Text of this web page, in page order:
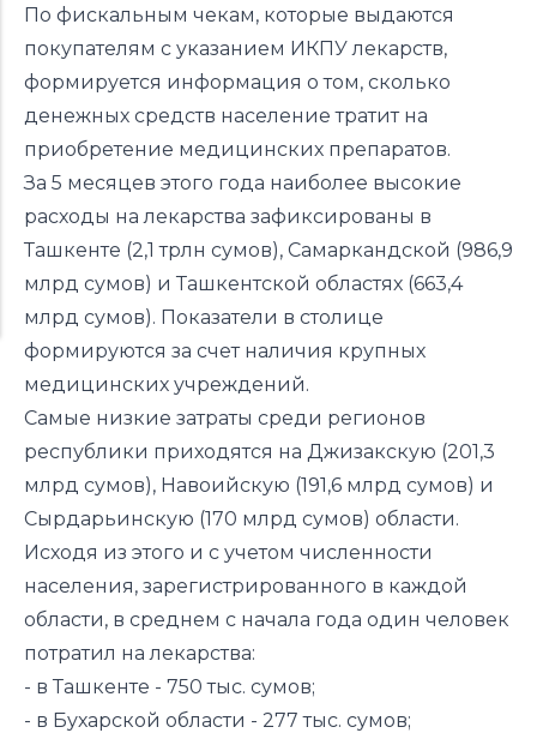
По фискальным чекам, которые выдаются
покупателям с указанием ИКПУ лекарств,
формируется информация о том, сколько
денежных средств население тратит на
приобретение медицинских препаратов.
За 5 месяцев этого года наиболее высокие
расходы на лекарства зафиксированы в
Ташкенте (2,1 трлн сумов), Самаркандской (986,9
млрд сумов) и Ташкентской областях (663,4
млрд сумов). Показатели в столице
формируются за счет наличия крупных
медицинских учреждений.
Самые низкие затраты среди регионов
республики приходятся на Джизакскую (201,3
млрд сумов), Навоийскую (191,6 млрд сумов) и
Сырдарьинскую (170 млрд сумов) области.
Исходя из этого и с учетом численности
населения, зарегистрированного в каждой
области, в среднем с начала года один человек
потратил на лекарства:
- в Ташкенте - 750 тыс. сумов;
- в Бухарской области - 277 тыс. сумов;